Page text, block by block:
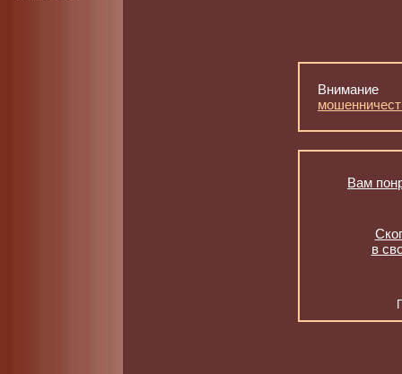
Вам
в